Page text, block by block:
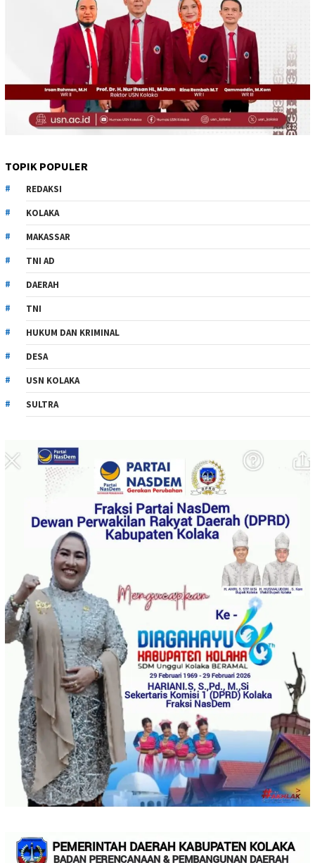
TOPIK POPULER
REDAKSI
KOLAKA
MAKASSAR
TNI AD
DAERAH
TNI
HUKUM DAN KRIMINAL
DESA
USN KOLAKA
SULTRA